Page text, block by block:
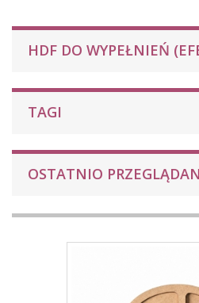
HDF DO WYPEŁNIEŃ
TAGI
OSTATNIO